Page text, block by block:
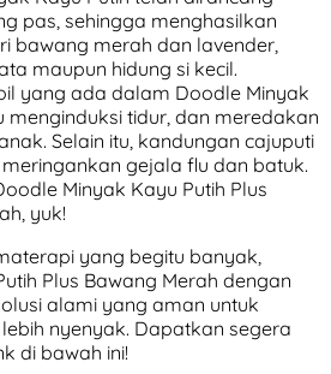
pas, sehingga menghasilkan
bawang merah dan lavender,
maupun hidung si kecil.
yang ada dalam Doodle Minyak
menginduksi tidur, dan meredakan
Selain itu, kandungan cajuputi
gejala flu dan batuk.
Minyak Kayu Putih Plus
yuk!
yang begitu banyak,
Plus Bawang Merah dengan
alami yang aman untuk
nyenyak. Dapatkan segera
di bawah ini!